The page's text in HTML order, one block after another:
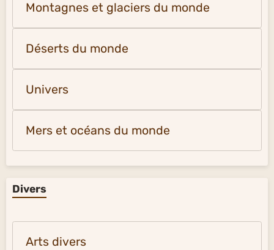
Montagnes et glaciers du monde
Déserts du monde
Univers
Mers et océans du monde
Divers
Arts divers